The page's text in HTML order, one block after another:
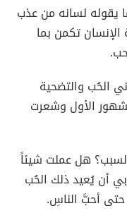
يقوله لسانه من عذب
تكمن بما
الحُب والتضحية
الأول وشعرت
هل عملت شيئاً
أن يُعيد ذلك الحُب
أحبَّ الناسِ.